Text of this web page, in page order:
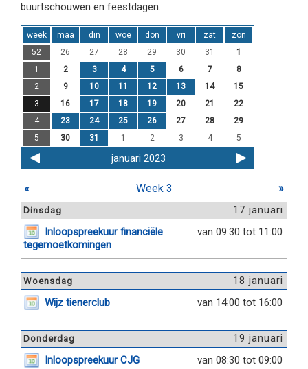
buurtschouwen en feestdagen.
week maa din woe don vri zat
zon
52
26 27 28 29 30 31
1
1
2 3 4 5 6 7
8
2
9 10 11 12 13 14
15
3
16 17 18 19 20 21
22
4
23 24 25 26 27 28
29
5
30 31 1 2 3 4 5
januari 2023
« Week 3 »
17 januari
Dinsdag
van 09:30 tot 11:00
Inloopspreekuur financiële
tegemoetkomingen
18 januari
Woensdag
van 14:00 tot 16:00
Wijz tienerclub
19 januari
Donderdag
van 08:30 tot 09:00
Inloopspreekuur CJG